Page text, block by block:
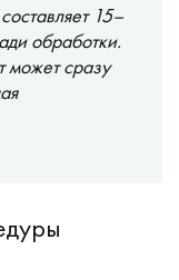
15–
обработки.
может сразу